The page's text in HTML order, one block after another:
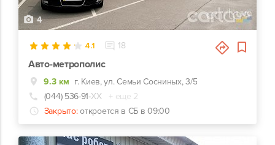
4
4.1 18
Авто-метрополис
9.3 км г. Киев, ул. Семьи Сосниных, 3/5
(044) 536-91-ХХ
+ еще 2
Закрыто: откроется в СБ в 09:00